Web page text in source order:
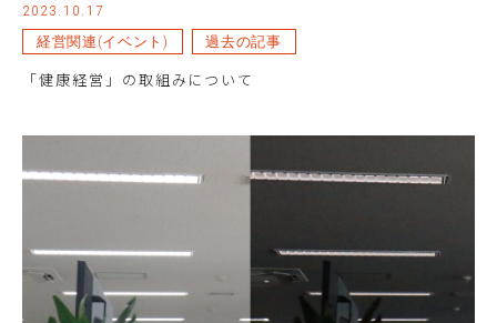
2023.10.17
経営関連(イベント)
過去の記事
「健康経営」の取組みについて